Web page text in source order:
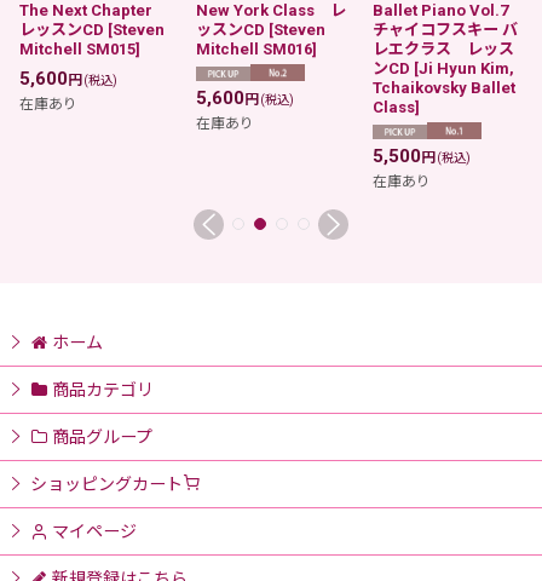
The Next Chapter
レッスンCD [Steven
Mitchell SM015]
5,600円 (税込)
在庫あり
New York Class レ
ッスンCD [Steven
Mitchell SM016]
5,600円 (税込)
在庫あり
Ballet Piano Vol.7
チャイコフスキー バ
レエクラス レッス
ンCD [Ji Hyun Kim,
Tchaikovsky Ballet
Class]
5,500円 (税込)
在庫あり
ホーム
商品カテゴリ
商品グループ
ショッピングカート
マイページ